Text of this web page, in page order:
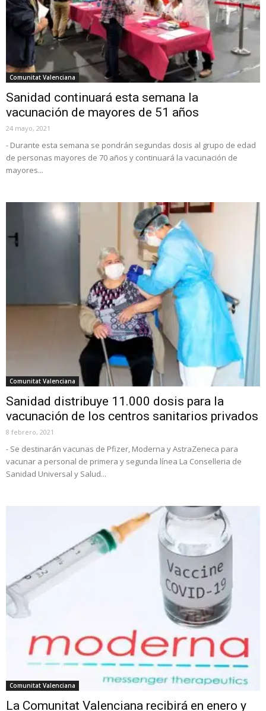
Comunitat Valenciana
Sanidad continuará esta semana la
vacunación de mayores de 51 años
24 mayo, 2021
- Durante esta semana se pondrán segundas dosis al grupo de edad
de personas mayores de 70 años y continuará la vacunación de
mayores...
Comunitat Valenciana
Sanidad distribuye 11.000 dosis para la
vacunación de los centros sanitarios privados
8 febrero, 2021
- Se destinarán vacunas de Pfizer, Moderna y AstraZeneca para
vacunar a personal de primera y segunda línea La Conselleria de
Sanidad Universal y Salud...
Comunitat Valenciana
La Comunitat Valenciana recibirá en enero y